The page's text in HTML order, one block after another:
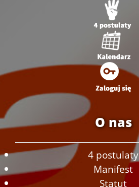
O nas
4 postulaty
Manifest
Statut